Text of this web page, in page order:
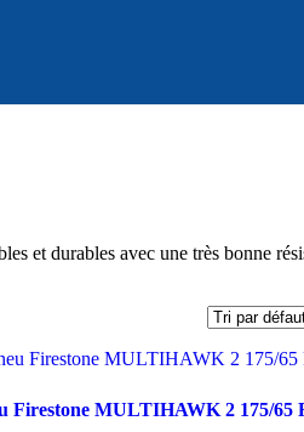
et durables avec une très bonne
Firestone MULTIHAWK 2 175/65